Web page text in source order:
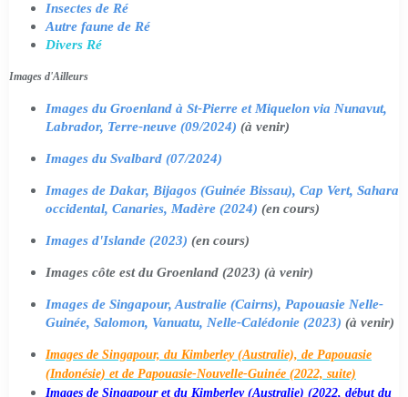
Insectes de Ré
Autre faune de Ré
Divers Ré
Images d'Ailleurs
Images du Groenland à St-Pierre et Miquelon via Nunavut,
Labrador, Terre-neuve (09/2024) (à venir)
Images du Svalbard (07/2024)
Images de Dakar, Bijagos (Guinée Bissau), Cap Vert, Sahara
occidental, Canaries, Madère (2024) (en cours)
Images d'Islande (2023) (en cours)
Images côte est du Groenland (2023) (à venir)
Images de Singapour, Australie (Cairns), Papouasie Nelle-
Guinée, Salomon, Vanuatu, Nelle-Calédonie (2023) (à venir)
Images de Singapour, du Kimberley (Australie), de Papouasie
(Indonésie) et de Papouasie-Nouvelle-Guinée (2022, suite)
Images de Singapour et du Kimberley (Australie) (2022, début du